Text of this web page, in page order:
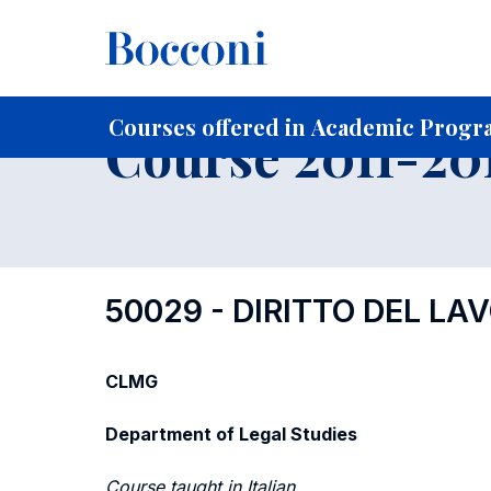
Courses offered in Academic
Home For current Students
Course 2011-
50029 - DIRITTO DEL
CLMG
Department of Legal Studies
Course taught in Italian